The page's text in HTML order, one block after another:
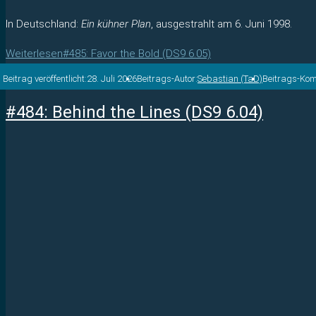
In Deutschland: Ein kühner Plan, ausgestrahlt am 6. Juni 1998.
Weiterlesen#485: Favor the Bold (DS9 6.05)
Beitrag veröffentlicht:28. Juli 2026Beitrags-Autor:Sebastian (TaD)Beitrags-
#484: Behind the Lines (DS9 6.04)